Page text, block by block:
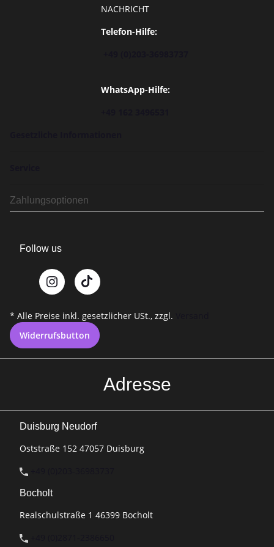
NACHRICHT
Telefon-Hilfe:
WhatsApp-Hilfe:
Zahlungsoptionen
Follow us
* Alle Preise inkl. gesetzlicher USt., zzgl.
Widerrufsbutton
Adresse
Duisburg Neudorf
Oststraße 152 47057 Duisburg
Bocholt
Realschulstraße 1 46399 Bocholt